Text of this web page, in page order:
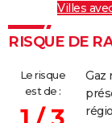
Villes
RISQUE DE
Le risque
est de :
Gaz